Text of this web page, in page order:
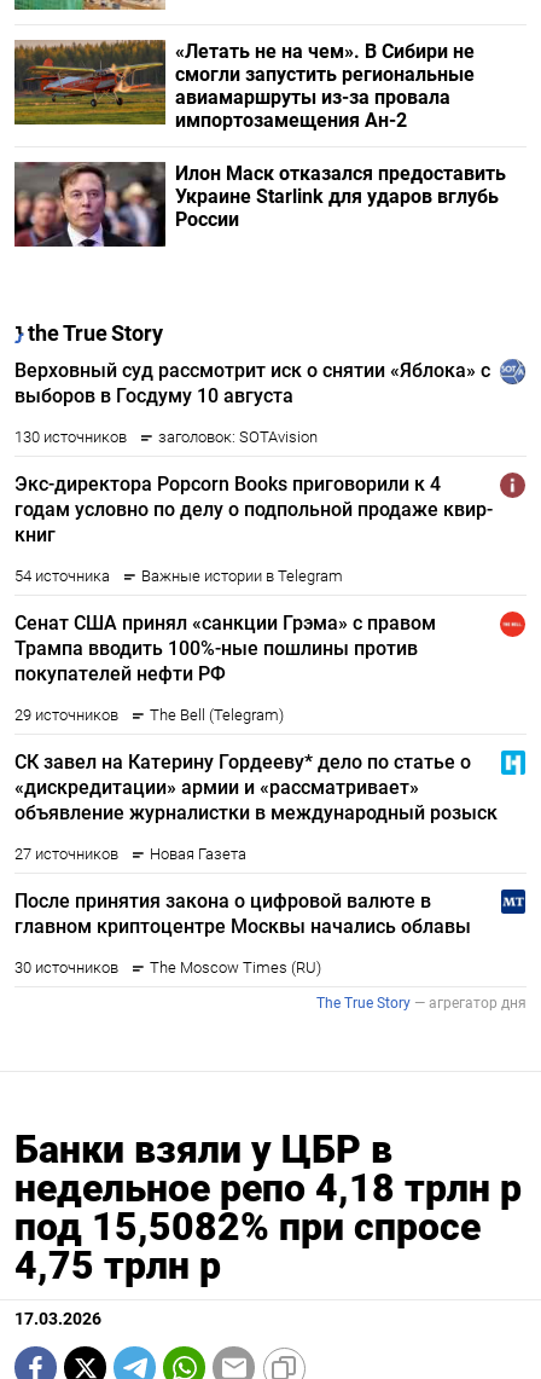
«Летать не на чем». В Сибири не
смогли запустить региональные
авиамаршруты из-за провала
импортозамещения Ан-2
Илон Маск отказался предоставить
Украине Starlink для ударов вглубь
России
Банки взяли у ЦБР в
недельное репо 4,18 трлн р
под 15,5082% при спросе
4,75 трлн р
17.03.2026